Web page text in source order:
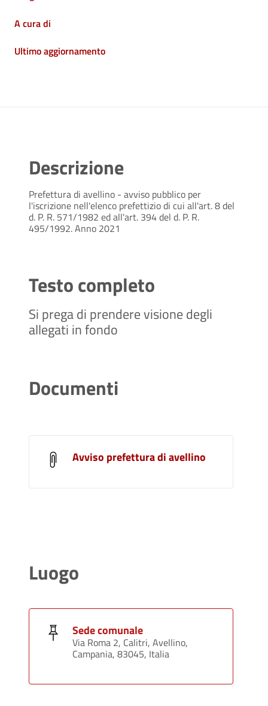
A cura di
Ultimo aggiornamento
Descrizione
Prefettura di avellino - avviso pubblico per
l'iscrizione nell'elenco prefettizio di cui all'art. 8 del
d. P. R. 571/1982 ed all'art. 394 del d. P. R.
495/1992. Anno 2021
Testo completo
Si prega di prendere visione degli
allegati in fondo
Documenti
Avviso prefettura di avellino
Luogo
Sede comunale
Via Roma 2, Calitri, Avellino,
Campania, 83045, Italia